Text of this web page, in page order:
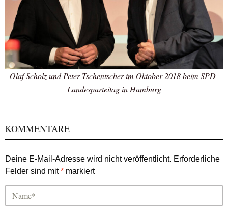
Olaf Scholz und Peter Tschentscher im Oktober 2018 beim SPD-
Landesparteitag in Hamburg
KOMMENTARE
Deine E-Mail-Adresse wird nicht veröffentlicht. Erforderliche
Felder sind mit* markiert